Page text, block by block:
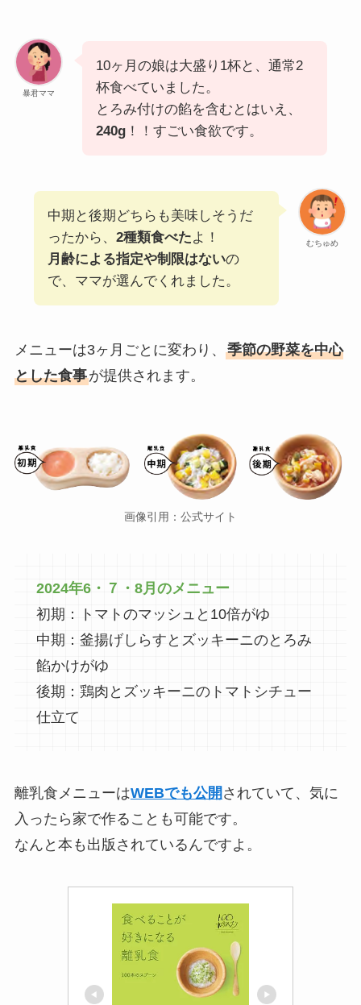
暴君ママ
10ヶ月の娘は大盛り1杯と、通常2
杯食べていました。
とろみ付けの餡を含むとはいえ、
240g！！すごい食欲です。
むちゅめ
中期と後期どちらも美味しそうだ
ったから、 2種類食べたよ！
月齢による指定や制限はないの
で、ママが選んでくれました。
メニューは3ヶ月ごとに変わり、 季節の野菜を中心
とした食事が提供されます。
画像引用：公式サイト
2024年6・７・8月のメニュー
初期：トマトのマッシュと10倍がゆ
中期：釜揚げしらすとズッキーニのとろみ
餡かけがゆ
後期：鶏肉とズッキーニのトマトシチュー
仕立て
離乳食メニューはWEBでも公開 されていて、気に
入ったら家で作ることも可能です。
なんと本も出版されているんですよ。